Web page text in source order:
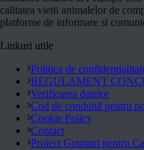
calitatea vietii animalelor de
platforme de informare si
Linkuri utile
Politica de
REGULAMENT
Verificarea datelor
Cod de conduită pentru
Cookie Policy
Contact
Proiect Granturi pentru